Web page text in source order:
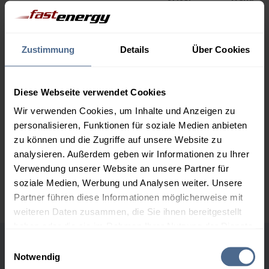
Zustimmung Details Über Cookies
Diese Webseite verwendet Cookies
Wir verwenden Cookies, um Inhalte und Anzeigen zu
personalisieren, Funktionen für soziale Medien anbieten
zu können und die Zugriffe auf unsere Website zu
analysieren. Außerdem geben wir Informationen zu Ihrer
Verwendung unserer Website an unsere Partner für
soziale Medien, Werbung und Analysen weiter. Unsere
Partner führen diese Informationen möglicherweise mit
weiteren Daten zusammen, die Sie ihnen bereitgestellt
Notwendig
1.000 Liter
158,21 €
5.000 Liter
156,70 €
156,70 €
Preise für Heizöl in Standardqualität nach Ö-Norm C 1109 in € / 100
Liter inkl. MwSt. und Lieferung bei einer Lieferstelle.
Höchst- und Tiefststände der